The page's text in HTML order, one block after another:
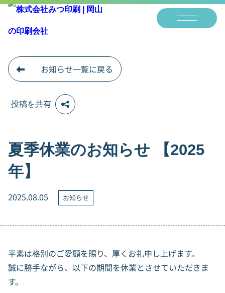
お知らせ一覧に戻る
投稿を共有
夏季休業のお知らせ 【2025
年】
2025.08.05 お知らせ
平素は格別のご愛顧を賜り、厚くお礼申し上げます。
誠に勝手ながら、以下の期間を休業とさせていただきま
す。